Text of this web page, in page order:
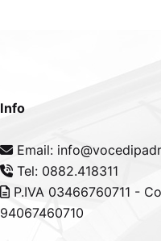
Info
Email:
Tel: 0882.418311
P.IVA 03466760711 -
94067460710